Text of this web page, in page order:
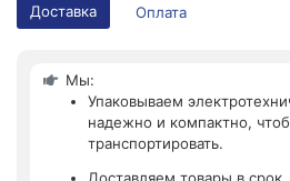
Доставка Оплата
Мы:
Упаковываем
надежно и компактно,
транспортировать.